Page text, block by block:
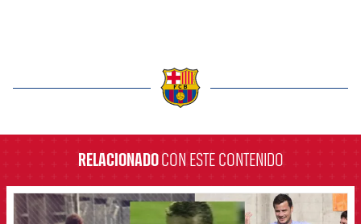
RELACIONADOCON ESTE CONTENIDO
FCB Barcelona badge